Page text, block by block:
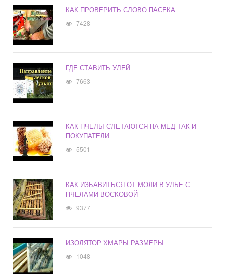
КАК ПРОВЕРИТЬ СЛОВО ПАСЕКА
7428
ГДЕ СТАВИТЬ УЛЕЙ
7663
КАК ПЧЕЛЫ СЛЕТАЮТСЯ НА МЕД ТАК И
ПОКУПАТЕЛИ
5501
КАК ИЗБАВИТЬСЯ ОТ МОЛИ В УЛЬЕ С
ПЧЕЛАМИ ВОСКОВОЙ
9377
ИЗОЛЯТОР ХМАРЫ РАЗМЕРЫ
1048